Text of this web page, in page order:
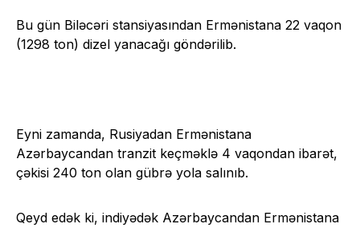
Bu gün Biləcəri stansiyasından Ermənistana 22 vaqon
(1298 ton) dizel yanacağı göndərilib.
Eyni zamanda, Rusiyadan Ermənistana
Azərbaycandan tranzit keçməklə 4 vaqondan ibarət,
çəkisi 240 ton olan gübrə yola salınıb.
Qeyd edək ki, indiyədək Azərbaycandan Ermənistana